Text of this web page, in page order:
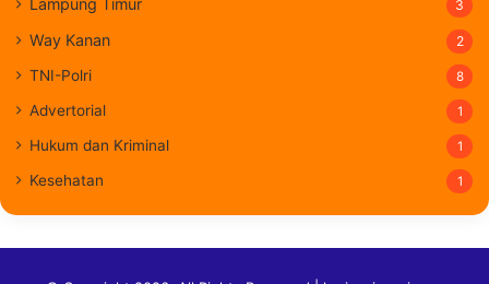
Lampung Timur 3
Way Kanan 2
TNI-Polri 8
Advertorial 1
Hukum dan Kriminal 1
Kesehatan 1